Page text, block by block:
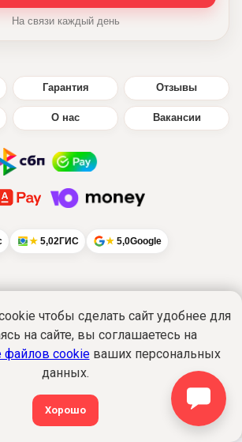
На связи каждый день
Гарантия Отзывы
О нас Вакансии
5,02ГИС 5,0Google
сайтwww.ikratut.ruносит
информационный характер
публичной офертой...
Подробнее
обработки персональных данных
Все права защищены. ИкраТуТ!
®
shop@ikratut.ru
чтобы сделать сайт удобнее для
на сайте, вы соглашаетесь на
файлов cookieваших персональных
данных.
Хорошо